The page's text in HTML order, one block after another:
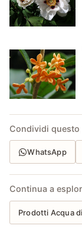
Condividi
WhatsApp
Continua a
Prodotti Acqua